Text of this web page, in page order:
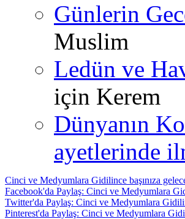
Günlerin
Muslim
Ledün ve
için Kerem
Dünyanın
ayetlerinde
Cinci ve Medyumlara Gidilince başınıza
Facebook'da Paylaş: Cinci ve Medyumlara
Twitter'da Paylaş: Cinci ve Medyumlara
Pinterest'da Paylaş: Cinci ve Medyumlara